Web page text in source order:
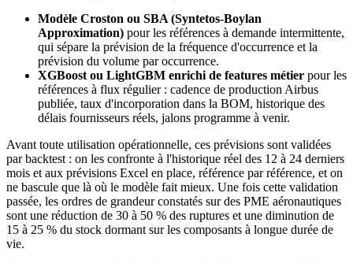
Modèle Croston ou SBA (Syntetos-Boylan
Approximation) pour les références à demande intermittente,
qui sépare la prévision de la fréquence d'occurrence et la
prévision du volume par occurrence.
XGBoost ou LightGBM enrichi de features métier pour les
références à flux régulier : cadence de production Airbus
publiée, taux d'incorporation dans la BOM, historique des
délais fournisseurs réels, jalons programme à venir.
Avant toute utilisation opérationnelle, ces prévisions sont validées
par backtest : on les confronte à l'historique réel des 12 à 24 derniers
mois et aux prévisions Excel en place, référence par référence, et on
ne bascule que là où le modèle fait mieux. Une fois cette validation
passée, les ordres de grandeur constatés sur des PME aéronautiques
sont une réduction de 30 à 50 % des ruptures et une diminution de
15 à 25 % du stock dormant sur les composants à longue durée de
vie.